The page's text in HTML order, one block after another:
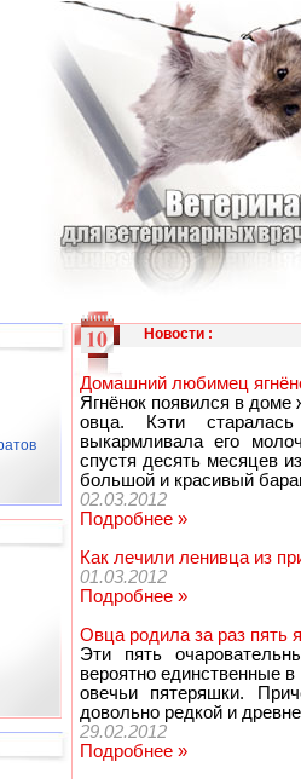
Новости:
Домашний любимец
Ягнёнок появился в доме
овца. Кэти
выкармливала его
спустя десять месяцев
большой и красивый
02.03.2012
Подробнее »
Как лечили ленивца из
01.03.2012
Подробнее »
Овца родила за раз пять
Эти пять
вероятно единственные
овечьи пятеряшки.
довольно редкой и
29.02.2012
Подробнее »